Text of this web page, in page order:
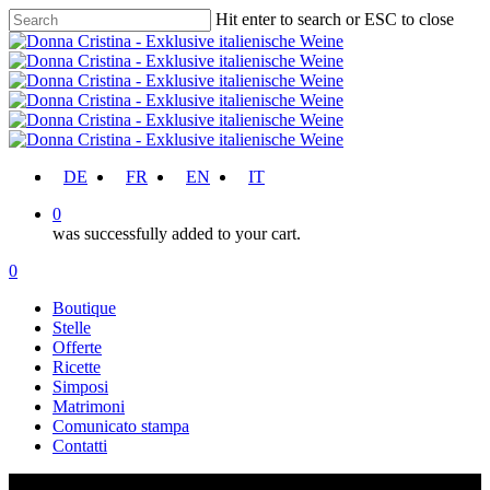
Skip
to
main
content
Hit enter to search or ESC to close
Close
Search
DE FR EN IT
0
was successfully added to your cart.
Menu
account
0
Boutique
Stelle
Offerte
Ricette
Simposi
Matrimoni
Comunicato stampa
Contatti